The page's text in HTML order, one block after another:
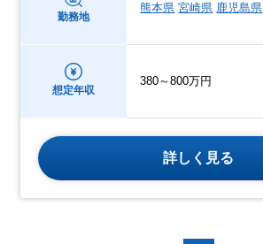
勤務地
熊本県 宮崎県 鹿児島県
想定年収
380～800万円
詳しく見る